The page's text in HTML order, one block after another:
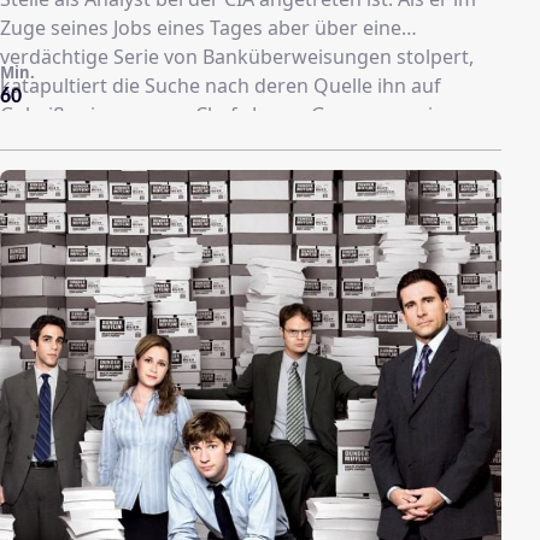
Zuge seines Jobs eines Tages aber über eine
verdächtige Serie von Banküberweisungen stolpert,
katapultiert die Suche nach deren Quelle ihn auf
Geheiß seines neuen Chefs James Greer von seinem
sicheren Arbeitsplatz in eine atemlose Hetzjagd durch
Europa und den Mittleren Osten, wo ein
aufstrebender Terror-Fürst eine Attacke gegen die
USA und ihre Verbündeten vorbereitet...
60
Min.